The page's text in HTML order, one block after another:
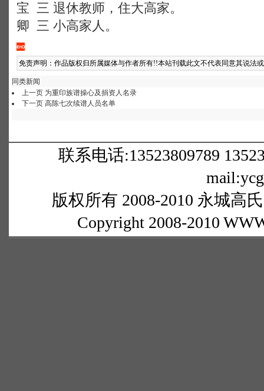
宝 三 退休教师，住大高家。
卿 三 小高家人。
免责声明：作品版权归所属媒体与作者所有!!本站刊载此文不代表同意其说法
同类新闻
上一页 为重印族谱操心及捐资人名录
下一页 高陈七次续谱人员名单
联系电话:13523809789
版权所有 2008-2010 永城高
Copyright 2008-2010